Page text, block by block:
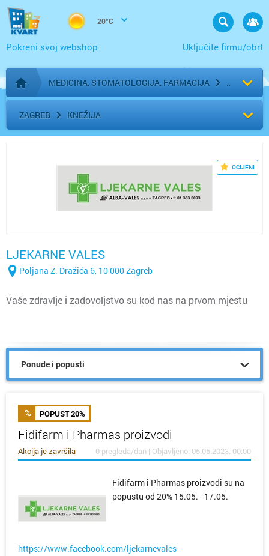
20°C
Uključite firmu/obrt
Pokreni svoj webshop
Početna stranica
MEDICINA, STOMATOLOGIJA, FARMACIJA
ZAGREB KNEŽIJA
OCIJENI
LJEKARNE VALES
Poljana Z. Dražića 6, 10 000 Zagreb
Vaše zdravlje i zadovoljstvo su kod nas na prvom mjestu
Ponude i popusti
POPUST 20%
Fidifarm i Pharmas proizvodi
Akcija je završila 0 pregleda/dan | Objavljeno: 05.05.2023. 00:00
Fidifarm i Pharmas proizvodi su na
popustu od 20% 15.05. - 17.05.
https://www.facebook.com/ljekarnevales